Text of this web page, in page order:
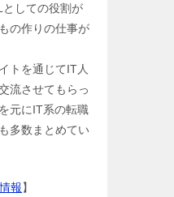
しての役割が
の作りの仕事が
トを通じてIT人
流させてもらっ
元にIT系の転職
多数まとめてい
報】